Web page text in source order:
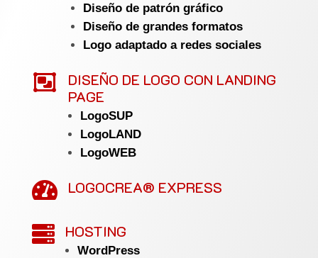
Diseño de patrón gráfico
Diseño de grandes formatos
Logo adaptado a redes sociales

DISEÑO DE LOGO CON LANDING
PAGE
LogoSUP
LogoLAND
LogoWEB
 LOGOCREA® EXPRESS
 HOSTING
WordPress